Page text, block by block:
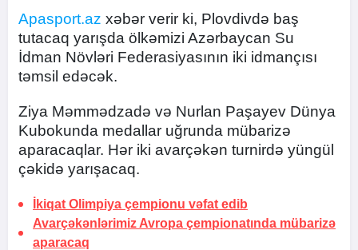
Apasport.az xəbər verir ki, Plovdivdə baş
tutacaq yarışda ölkəmizi Azərbaycan Su
İdman Növləri Federasiyasının iki idmançısı
təmsil edəcək.
Ziya Məmmədzadə və Nurlan Paşayev Dünya
Kubokunda medallar uğrunda mübarizə
aparacaqlar. Hər iki avarçəkən turnirdə yüngül
çəkidə yarışacaq.
İkiqat Olimpiya çempionu vəfat edib
Avarçəkənlərimiz Avropa çempionatında mübarizə
aparacaq